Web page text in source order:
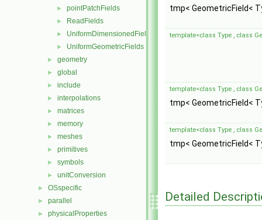
► pointPatchFields
► ReadFields
► UniformDimensionedFields
► UniformGeometricFields
► geometry
► global
► include
► interpolations
► matrices
► memory
► meshes
► primitives
► symbols
► unitConversion
► OSspecific
► parallel
► physicalProperties
tmp< GeometricField<
template<class Type , class
template<class Type , class
tmp< GeometricField<
template<class Type , class
tmp< GeometricField<
Detailed